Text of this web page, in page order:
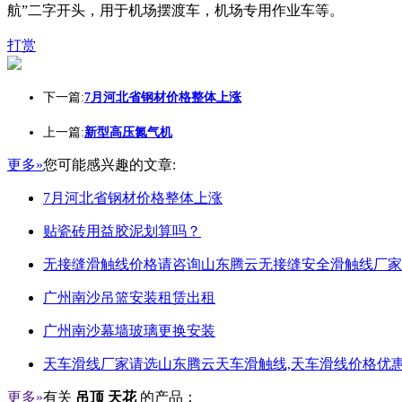
航”二字开头，用于机场摆渡车，机场专用作业车等。
打赏
下一篇:7月河北省钢材价格整体上涨
上一篇:新型高压氮气机
更多»您可能感兴趣的文章:
7月河北省钢材价格整体上涨
贴瓷砖用益胶泥划算吗？
无接缝滑触线价格请咨询山东腾云无接缝安全滑触线厂家
广州南沙吊篮安装租赁出租
广州南沙幕墙玻璃更换安装
天车滑线厂家请选山东腾云天车滑触线,天车滑线价格优
更多»有关 吊顶 天花 的产品：